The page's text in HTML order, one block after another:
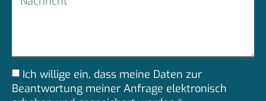
Ich willige ein, dass meine Daten zur
Beantwortung meiner Anfrage elektronisch